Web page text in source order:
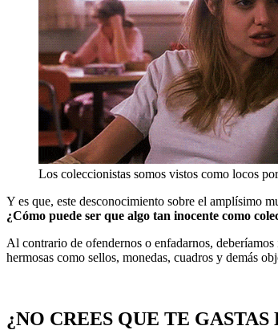
Los coleccionistas somos vistos como locos
Y es que, este desconocimiento sobre el amplísimo
¿Cómo puede ser que algo tan inocente como
Al contrario de ofendernos o enfadarnos,
hermosas como sellos, monedas, cuadros y demás
¿NO CREES QUE TE